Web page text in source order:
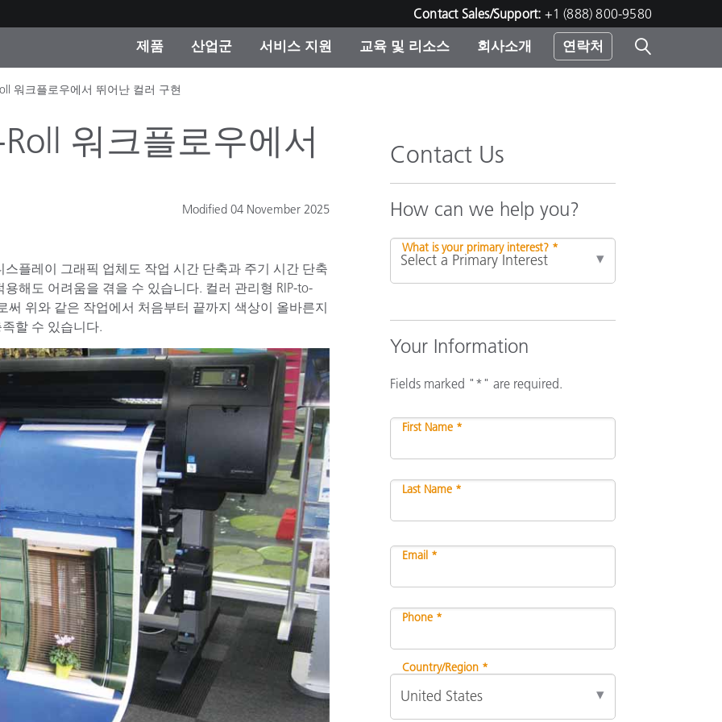
Contact Sales/Support: +1 (888) 800-9580
제품
테고리
진행중인 프로모션
산업군
및 코팅
식품 컬러 측정
생명과학
종이/페이퍼
건축 자재
서비스 지원
및 유지보수
교육 및 리소스
인기 다운로드
회사소개 연락처
워크플로우에서 뛰어난 컬러 구현
워크플로우에서
Modified 04 November 2025
플레이 그래픽 업체도 작업 시간 단축과 주기 시간 단축
해도 어려움을 겪을 수 있습니다. 컬러 관리형 RIP-to-
써 위와 같은 작업에서 처음부터 끝까지 색상이 올바른지
할 수 있습니다.
Contact Us
How can we help you?
What is your primary interest? *
Your Information
Fields marked "*" are required.
First Name *
Last Name *
Email *
Phone *
Country/Region *